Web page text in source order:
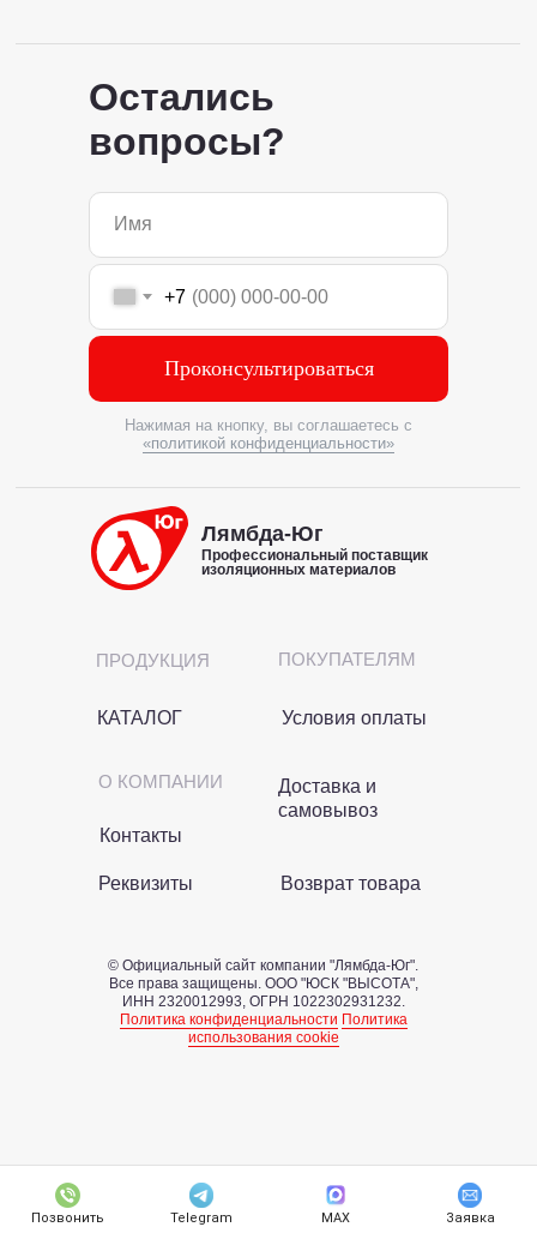
Остались
вопросы?
+7
Проконсультироваться
Нажимая на кнопку, вы соглашаетесь с
«политикой конфиденциальности»
Реквизиты
Условия оплаты
ПРОДУКЦИЯ ПОКУПАТЕЛЯМ
О КОМПАНИИ
Лямбда-Юг
Профессиональный поставщик
изоляционных материалов
© Официальный сайт компании "Лямбда-Юг".
Все права защищены. OOO "ЮСК "ВЫСОТА",
ИНН 2320012993, ОГРН 1022302931232.
Политика конфиденциальности Политика
использования cookie
Доставка и
самовывоз
Возврат товара
Контакты
КАТАЛОГ
Позвонить Telegram МАХ Заявка